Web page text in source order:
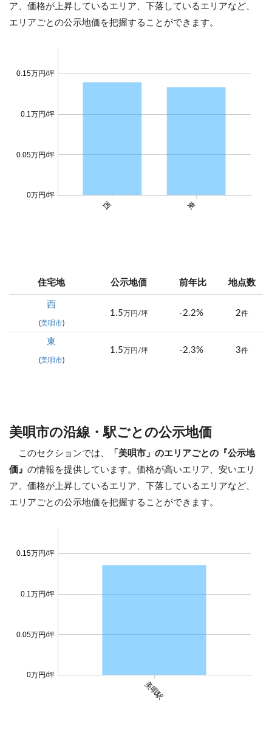
ア、価格が上昇しているエリア、下落しているエリアなど、
エリアごとの公示地価を把握することができます。
西 東
0万円/坪
0.05万円/坪
0.1万円/坪
0.15万円/坪
住宅地 公示地価 前年比 地点数
西
(美唄市)
1.5 万円/坪 -2.2% 2件
東
(美唄市)
1.5 万円/坪 -2.3% 3件
美唄市の沿線・駅ごとの公示地価
このセクションでは、
「美唄市」のエリアごとの『公示地
価』 の情報を提供しています。価格が高いエリア、安いエリ
ア、価格が上昇しているエリア、下落しているエリアなど、
エリアごとの公示地価を把握することができます。
美唄駅
0万円/坪
0.05万円/坪
0.1万円/坪
0.15万円/坪